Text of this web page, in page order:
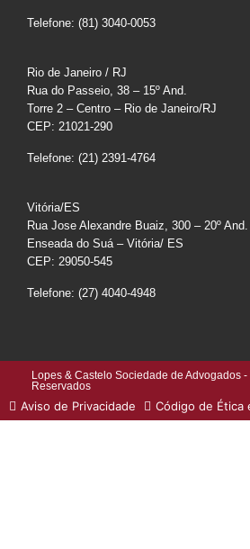
Telefone: (81) 3040-0053
Rio de Janeiro / RJ
Rua do Passeio, 38 – 15º And.
Torre 2 – Centro – Rio de Janeiro/RJ
CEP: 21021-290
Telefone: (21) 2391-4764
Vitória/ES
Rua Jose Alexandre Buaiz, 300 – 20º And.
Enseada do Suá – Vitória/ ES
CEP: 29050-545
Telefone: (27) 4040-4948
Lopes & Castelo Sociedade de Advogados
Reservados
Aviso de Privacidade Código de Ética